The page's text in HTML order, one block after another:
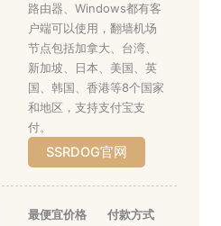
路由器、Windows都有客
户端可以使用，翻墙机场
节点包括加拿大、台湾、
新加坡、日本、美国、英
国、韩国、香港等8个国家
和地区，支持支付宝支
付。
SSRDOG官网
最便宜价格
付款方式